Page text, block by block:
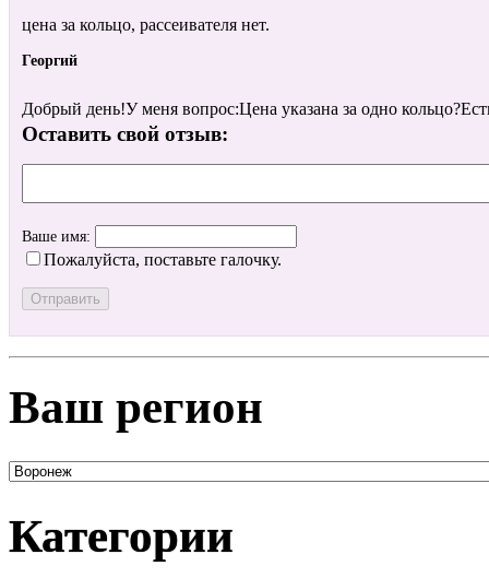
цена за кольцо, рассеивателя нет.
Георгий
Добрый день!У меня вопрос:Цена указана за одно
Оставить свой отзыв:
Ваше имя:
Пожалуйста, поставьте галочку.
Ваш регион
Категории